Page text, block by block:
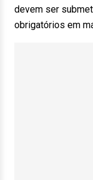
devem ser
obrigatórios em